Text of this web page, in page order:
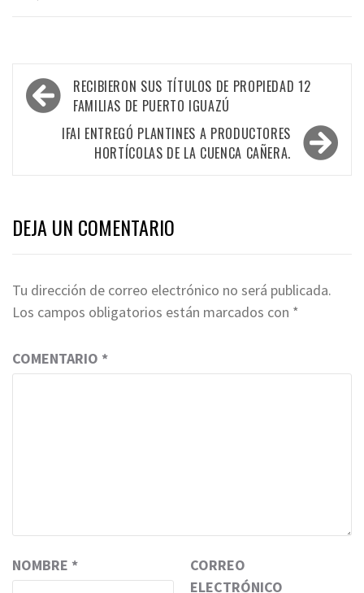
Navegación
de
entradas
RECIBIERON SUS TÍTULOS DE PROPIEDAD 12
FAMILIAS DE PUERTO IGUAZÚ
IFAI ENTREGÓ PLANTINES A PRODUCTORES
HORTÍCOLAS DE LA CUENCA CAÑERA.
DEJA UN COMENTARIO
Tu dirección de correo electrónico no será publicada.
Los campos obligatorios están marcados con *
COMENTARIO *
NOMBRE *
CORREO
ELECTRÓNICO